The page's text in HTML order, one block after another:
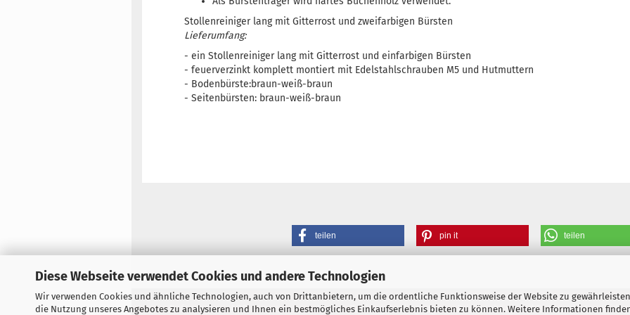
Diese Webseite verwendet Cookies und andere Technologien
Wir verwenden Cookies und ähnliche Technologien, auch von Drittanbietern, um die ordentliche Funktionsweise der Website zu
die Nutzung unseres Angebotes zu analysieren und Ihnen ein bestmögliches Einkaufserlebnis bieten zu können. Weitere Informationen
Stollenreiniger lang mit Gitterrost und zweifarbigen Bürsten
Lieferumfang:
- ein Stollenreiniger lang mit Gitterrost und einfarbigen Bürsten
- feuerverzinkt komplett montiert mit Edelstahlschrauben M5 und Hutmuttern
- Bodenbürste:braun-weiß-braun
- Seitenbürsten: braun-weiß-braun
teilen pin it teilen
Referenzen AGB Impressum Liefer- Zahlungsbedingungen Privatsphäre und Datenschutz